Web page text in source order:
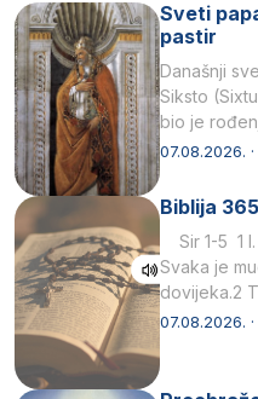
Sveti
pastir
Današnji
Siksto
bio je
afričkim…
07.08.2026. ·
Biblija
Sir 1-5 1 I.
Svaka je
dovijeka.2
07.08.2026. ·